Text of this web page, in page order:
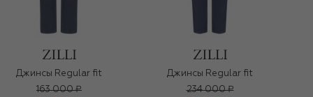
Джинсы Regular fit
163 000 ₽
Джинсы Regular fit
234 000 ₽